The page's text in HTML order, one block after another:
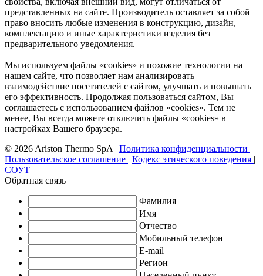
представленных на сайте. Производитель оставляет за собой
право вносить любые изменения в конструкцию, дизайн,
комплектацию и иные характеристики изделия без
предварительного уведомления.
Мы используем файлы «cookies» и похожие технологии на
нашем сайте, что позволяет нам анализировать
взаимодействие посетителей с сайтом, улучшать и повышать
его эффективность. Продолжая пользоваться сайтом, Вы
соглашаетесь с использованием файлов «cookies». Тем не
менее, Вы всегда можете отключить файлы «cookies» в
настройках Вашего браузера.
© 2026 Ariston Thermo SpA | Политика конфиденциальности |
Пользовательское соглашение | Кодекс этического поведения |
СОУТ
Обратная связь
Фамилия
Имя
Отчество
Мобильный телефон
E-mail
Регион